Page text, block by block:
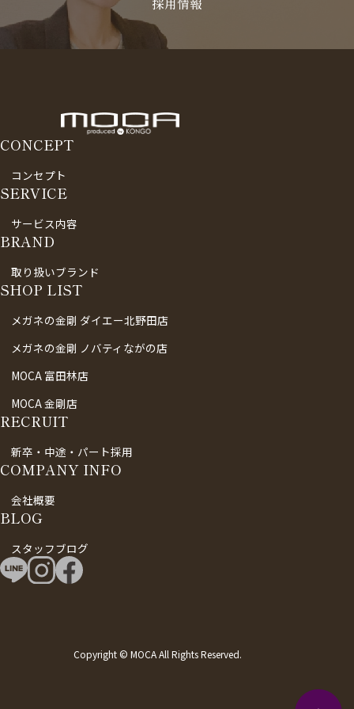
CONCEPT
コンセプト
SERVICE
サービス内容
BRAND
取り扱いブランド
SHOP LIST
メガネの金剛 ダイエー北野田店
メガネの金剛 ノバティながの店
MOCA 富田林店
MOCA 金剛店
RECRUIT
新卒・中途・パート採用
COMPANY INFO
会社概要
BLOG
スタッフブログ
Copyright © MOCA All Rights Reserved.